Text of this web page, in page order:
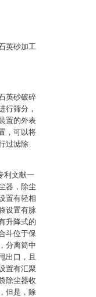
英砂加工
英砂破碎
行筛分，
置的外表
，可以将
过滤除
利文献一
器，除尘
置有轻相
设置有脉
升降式的
斗位于保
分离筒中
出口，且
置有汇聚
除尘器收
但是，除